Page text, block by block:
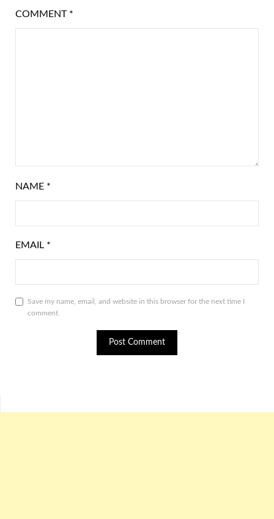
COMMENT *
NAME *
EMAIL *
Save my name, email, and website in this browser for the next time I
comment.